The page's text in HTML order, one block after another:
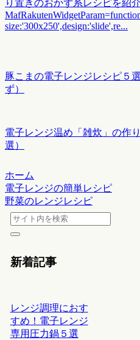
り置きのおかず系レシピを紹介
size:'300x250',design:'slide',re...
豚こまの電子レンジレシピ５
ず）
電子レンジ温め「雑炊」の作
選）
ホーム
電子レンジの簡単レシピ
野菜のレンジレシピ
新着記事
レンジ調理におす
すめ！電子レンジ
専用圧力鍋５選